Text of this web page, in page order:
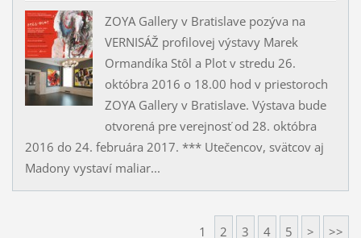
ZOYA Gallery v Bratislave pozýva na
VERNISÁŽ profilovej výstavy Marek
Ormandíka Stôl a Plot v stredu 26.
októbra 2016 o 18.00 hod v priestoroch
ZOYA Gallery v Bratislave. Výstava bude
otvorená pre verejnosť od 28. októbra
2016 do 24. februára 2017. *** Utečencov, svätcov aj
Madony vystaví maliar...
1 2 3 4 5 > >>